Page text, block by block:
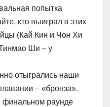
попытка
кто выиграл в этих
(Кай Кин и Чон Хи
Ши – у
отыгрались наши
– «бронза».
финальном раунде